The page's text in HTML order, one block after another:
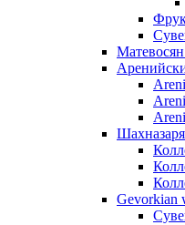
Areni
Gevorkian